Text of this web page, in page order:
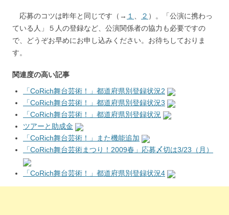
応募のコツは昨年と同じです（→ １ 、 ２ ）。「公演に携わっ
ている人」５人の登録など、公演関係者の協力も必要ですの
で、どうぞお早めにお申し込みください。お待ちしておりま
す。
関連度の高い記事
「CoRich舞台芸術！」都道府県別登録状況2
「CoRich舞台芸術！」都道府県別登録状況3
「CoRich舞台芸術！」都道府県別登録状況
ツアーと助成金
「CoRich舞台芸術！」また機能追加
「CoRich舞台芸術まつり！2009春」応募〆切は3/23（月）
「CoRich舞台芸術！」都道府県別登録状況4